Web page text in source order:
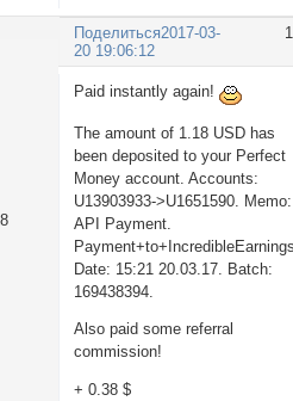
Поделиться2017-03-
20 19:06:12
Paid instantly again!
The amount of 1.18 USD has
been deposited to your Perfect
Money account. Accounts:
U13903933->U1651590. Memo:
API Payment.
Date: 15:21 20.03.17. Batch:
169438394.
Also paid some referral
commission!
+ 0.38 $